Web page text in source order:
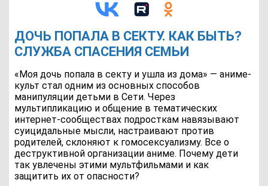
ДОЧЬ ПОПАЛА В СЕКТУ. КАК БЫТЬ?
СЛУЖБА СПАСЕНИЯ СЕМЬИ
«Моя дочь попала в секту и ушла из дома» — аниме-
культ стал одним из основных способов
манипуляции детьми в Сети. Через
мультипликацию и общение в тематических
интернет-сообществах подросткам навязывают
суицидальные мысли, настраивают против
родителей, склоняют к гомосексуализму. Все о
деструктивной организации аниме. Почему дети
так увлечены этими мультфильмами и как
защитить их от опасности?